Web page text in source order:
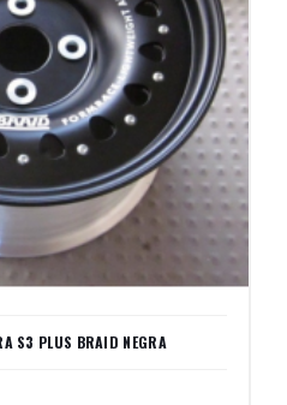
S3 PLUS BRAID NEGRA